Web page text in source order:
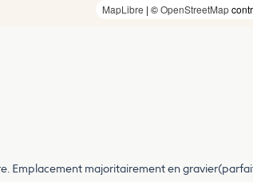
MapLibre | ©OpenStreetMap
Emplacement majoritairement en